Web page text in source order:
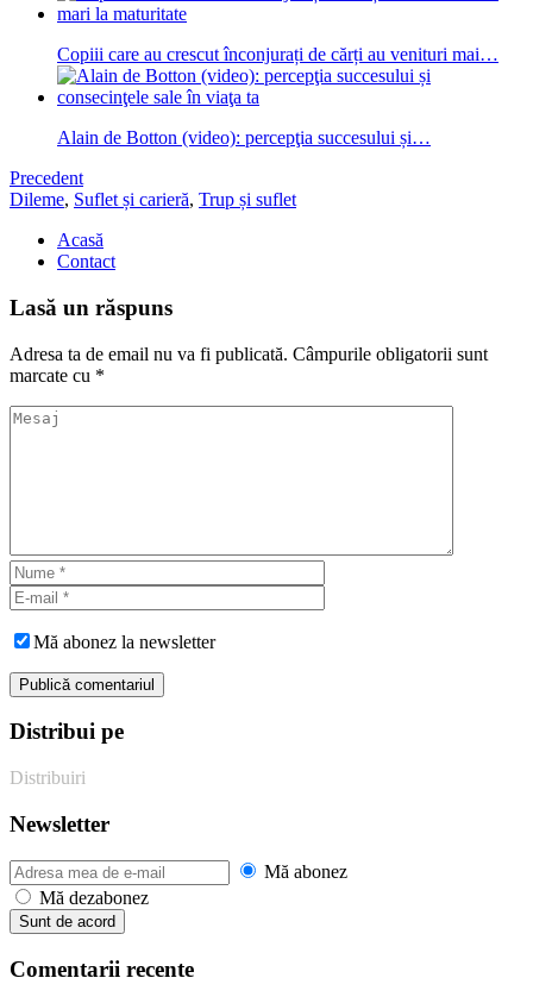
Copiii care au crescut înconjurați de cărți au venituri mai…
Alain de Botton (video): percepţia succesului și…
Precedent
Dileme, Suflet și carieră, Trup și suflet
Acasă
Contact
Lasă un răspuns
Adresa ta de email nu va fi publicată. Câmpurile obligatorii sunt
marcate cu *
Mă abonez la newsletter
Distribui pe
Distribuiri
Newsletter
Mă abonez
Mă dezabonez
Comentarii recente